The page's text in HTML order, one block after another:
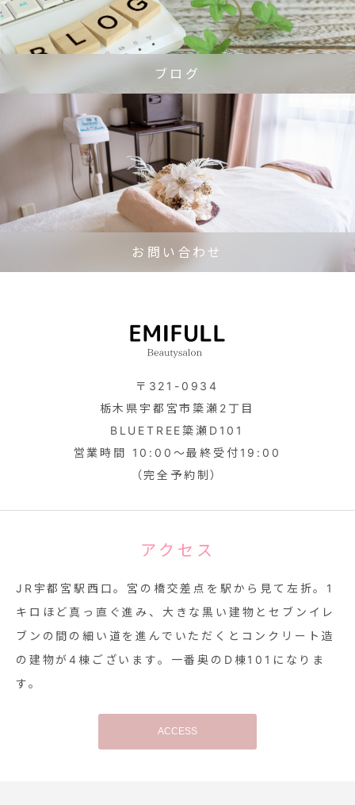
ブログ
お問い合わせ
〒321-0934
栃木県宇都宮市簗瀬2丁目
BLUETREE簗瀬D101
営業時間 10:00～最終受付19:00
（完全予約制）
アクセス
JR宇都宮駅西口。宮の橋交差点を駅から見て左折。1
キロほど真っ直ぐ進み、大きな黒い建物とセブンイレ
ブンの間の細い道を進んでいただくとコンクリート造
の建物が4棟ございます。一番奥のD棟101になりま
す。
ACCESS